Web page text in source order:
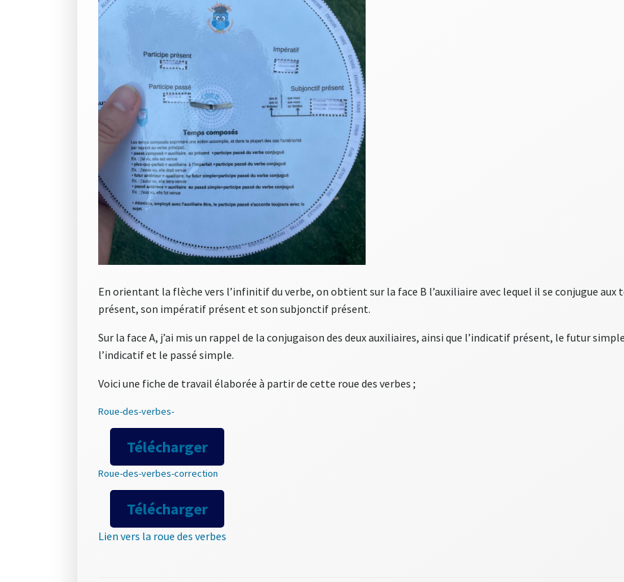
En orientant la flèche vers l’infinitif du verbe, on obtient sur la face B l’auxiliaire avec lequel il se conjugue
présent, son impératif présent et son subjonctif présent.
Sur la face A, j’ai mis un rappel de la conjugaison des deux auxiliaires, ainsi que l’indicatif présent, le futur
l’indicatif et le passé simple.
Voici une fiche de travail élaborée à partir de cette roue des verbes ;
Roue-des-verbes-
Télécharger
Roue-des-verbes-correction
Télécharger
Lien vers la roue des verbes